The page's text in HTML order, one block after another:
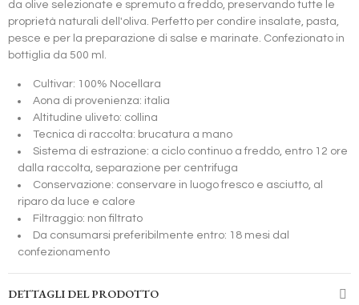
da olive selezionate e spremuto a freddo, preservando tutte le
proprietà naturali dell'oliva. Perfetto per condire insalate, pasta,
pesce e per la preparazione di salse e marinate. Confezionato in
bottiglia da 500 ml.
Cultivar: 100% Nocellara
Aona di provenienza: italia
Altitudine uliveto: collina
Tecnica di raccolta: brucatura a mano
Sistema di estrazione: a ciclo continuo a freddo, entro 12 ore
dalla raccolta, separazione per centrifuga
Conservazione: conservare in luogo fresco e asciutto, al
riparo da luce e calore
Filtraggio: non filtrato
Da consumarsi preferibilmente entro: 18 mesi dal
confezionamento
DETTAGLI DEL PRODOTTO